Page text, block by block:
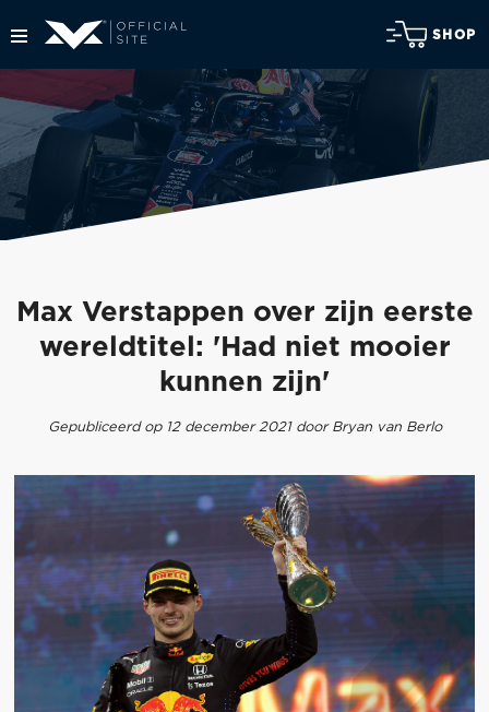
SHOP
Max Verstappen over zijn eerste
wereldtitel: 'Had niet mooier
kunnen zijn'
Gepubliceerd op 12 december 2021 door Bryan van Berlo